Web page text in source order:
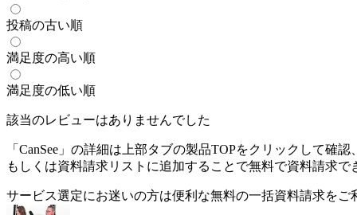
投稿の古い順
満足度の高い順
満足度の低い順
該当のレビューはありませんでした
「 CanSee 」の詳細は上部タブの製品TOPをクリックして確認、
もしくは資料請求リストに追加することで無料で資料請求で
サービス選定にお迷いの方は便利な無料の一括資料請求をご